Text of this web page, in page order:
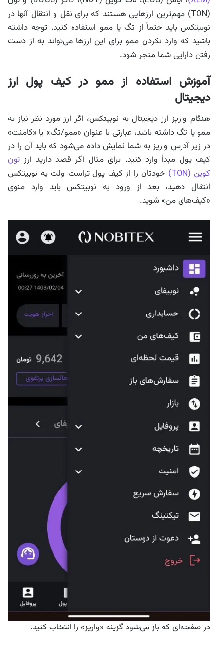
(TON) مهم‌ترین ارزهایی هستند که برای نقل و انتقال آنها در
نوبیتکس باید حتماً از تگ یا ممو استفاده کنید. توجه داشته
باشید که وارد نکردن ممو برای این ارزها می‌تواند به از دست
رفتن دارایی شما منجر شود.
آموزش استفاده از ممو در کیف پول ارز
دیجیتال
هنگام واریز ارز دیجیتال به نوبیتکس، اگر ارز مورد نظر نیاز به
ممو یا تگ داشته باشد، عبارتی با عنوان «ممو/تگ» یا «کامنت»
در زیر آدرس واریز به شما نمایش داده می‌شود که باید آن را در
کیف پول مبدأ وارد کنید. برای مثال اگر قصد دارید ارز تون
کوین (TON)
خودتان را از کیف پول تراست ولت به نوبیتکس
انتقال دهید، بعد از ورود به نوبیتکس باید وارد منوی
«کیف‌های من» شوید.
در صفحه‌ای که باز می‌شود گزینه «واریز» را انتخاب کنید.